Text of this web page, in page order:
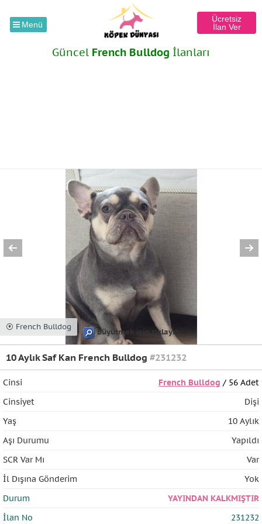
Menü
Ücretsiz
İlan Ver
Güncel French Bulldog İlanları
⦿ French Bulldog
Büyütmek için tıklayın
10 Aylık Saf Kan French Bulldog #231232
Cinsi French Bulldog / 56 Adet
Cinsiyet
Dişi
Yaş
10 Aylık
Aşı Durumu
Yapıldı
SCR Var Mı
Var
İl Dışına Gönderim
Yok
Durum
YAYINDAN KALKMIŞTIR
İlan No
231232